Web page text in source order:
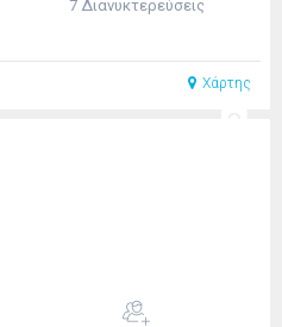
7 Διανυκτερεύσεις
Χάρτης